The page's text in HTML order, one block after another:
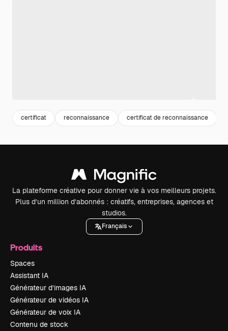
certificat reconnaissance certificat de reconnaissance
La plateforme créative pour donner vie à vos meilleurs projets.
Plus d’un million d’abonnés : créatifs, entreprises, agences et
studios.
Français
Produits
Spaces
Assistant IA
Générateur d’images IA
Générateur de vidéos IA
Générateur de voix IA
Contenu de stock